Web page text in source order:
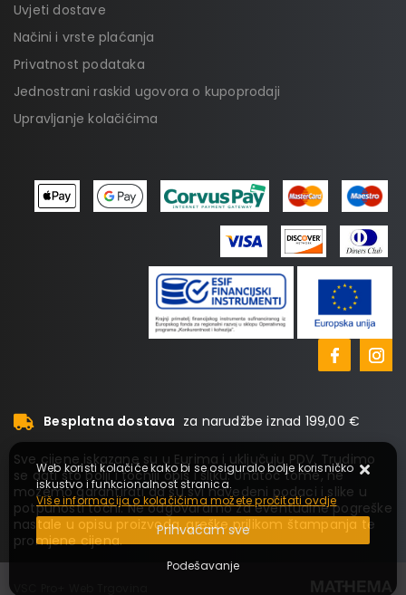
Uvjeti dostave
Načini i vrste plaćanja
Privatnost podataka
Jednostrani raskid ugovora o kupoprodaji
Upravljanje kolačićima
Besplatna dostava za narudžbe iznad 199,00 €
Sve cijene iskazane su u Eurima i uključuju PDV. Trudimo
se dati što bolji i točniji opis i sliku. Unatoč tome, ne
možemo garantirati da su svi navedeni podaci i slike u
potpunosti točni. Ne odgovaramo za eventualne pogreške
nastale u opisu proizvoda, greške prilikom štampanja te
promjene cijena.
Web koristi kolačiće kako bi se osiguralo bolje korisničko
iskustvo i funkcionalnost stranica.
Više informacija o kolačićima možete pročitati ovdje
Prihvaćam sve
Podešavanje